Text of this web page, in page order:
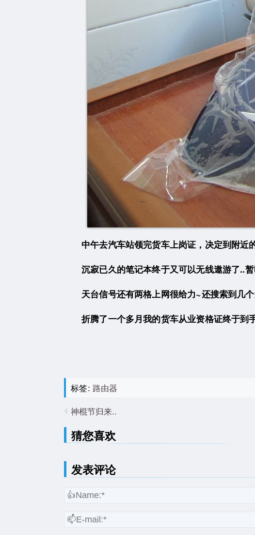
中午去汽车站领完货车上岗证，决定到附近
沉寂已久的笔记本终于又可以无线遨游了..
天台信号还有两格上网很给力~还搜索到几
折腾了一个多月我的货车从业资格证终于
标签: 路由器
神棍节归来..
猜您喜欢
发表评论